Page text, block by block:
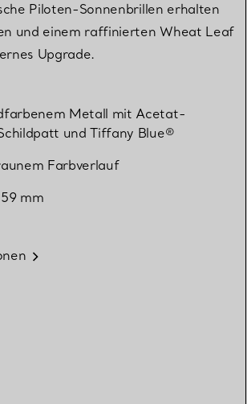
Piloten-Sonnenbrillen erhalten
und einem raffinierten Wheat Leaf
Upgrade.
Metall mit Acetat-
und Tiffany Blue®
Farbverlauf
mm